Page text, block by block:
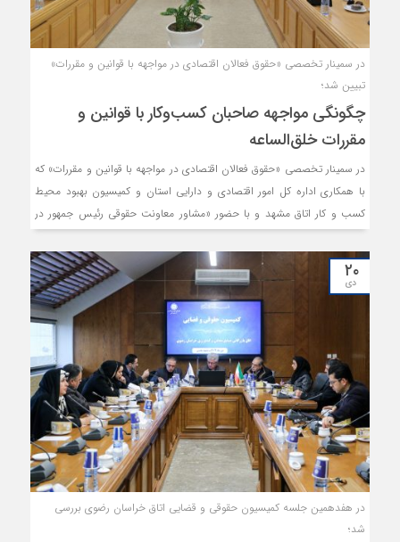
در سمینار تخصصی «حقوق فعالان اقتصادی در مواجهه با قوانین و مقررات»
تبیین شد؛
چگونگی مواجهه صاحبان کسب‌وکار با قوانین و
مقررات خلق‌الساعه
در سمینار تخصصی «حقوق فعالان اقتصادی در مواجهه با قوانین و مقررات» که
با همکاری اداره کل امور اقتصادی و دارایی استان و کمیسیون بهبود محیط
کسب و کار اتاق مشهد و با حضور «مشاور معاونت حقوقی رئیس جمهور در
کار» برگزار گردید، به مباحثی همچون بهره‌گیری از ابزارهای قانونی برای حمایت
از حقوق فعالان اقتصادی، نحوه مواجهه با قوانین و مقررات خلق‌الساعه،
جلوگیری از عطف به ماسبق نمودن مقررات و ظرفیت سازی برای نظارت
پیشینی بر مقررات، پرداخته شد.
۲۰
دی
در هفدهمین جلسه کمیسیون حقوقی و قضایی اتاق خراسان رضوی بررسی
شد؛